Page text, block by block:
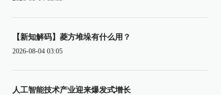
【新知解码】菱方堆垛有什么用？
2026-08-04 03:05
人工智能技术产业迎来爆发式增长